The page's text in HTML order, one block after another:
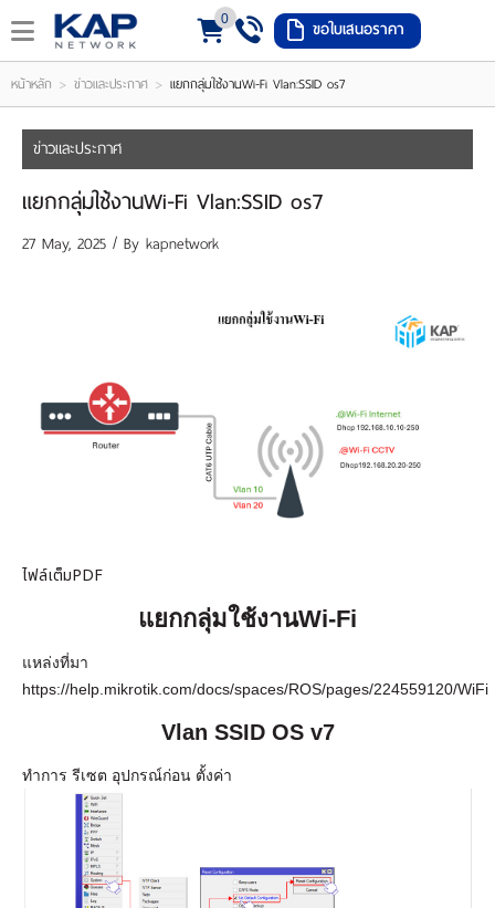
LOGIN
REGISTER
(
0
)
สินค้า
รับ
คลัง
ความ
ตัวแทน
0 ขอใบเสนอราคา
หน้าหลัก > ข่าวและประกาศ > แยกกลุ่มใช้งานWi-Fi Vlan:SSID os7
ข่าวและประกาศ
แยกกลุ่มใช้งานWi-Fi Vlan:SSID os7
27 May, 2025 / By kapnetwork
ไฟล์เต็มPDF
แยกกลุ่มใช้งานWi-Fi
แหล่งที่มา
https://help.mikrotik.com/docs/spaces/ROS/pages/224559120/WiFi
Vlan SSID OS v7
ทำการ รีเซต อุปกรณ์ก่อน ตั้งค่า